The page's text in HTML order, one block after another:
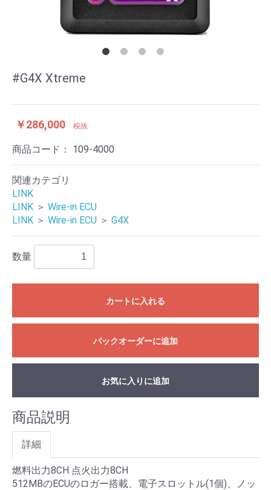
#G4X Xtreme
￥286,000 税抜
商品コード： 109-4000
関連カテゴリ
LINK
LINK ＞ Wire-in ECU
LINK ＞ Wire-in ECU ＞ G4X
数量
カートに入れる
バックオーダーに追加
お気に入りに追加
商品説明
詳細
燃料出力8CH 点火出力8CH
512MBのECUのロガー搭載、電子スロットル(1個)、ノッ